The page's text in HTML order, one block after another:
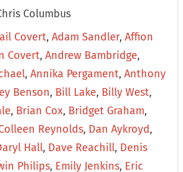
Columbus
Covert, Adam Sandler, Affion
Covert, Andrew Bambridge,
, Annika Pergament, Anthony
Benson, Bill Lake, Billy West,
, Brian Cox, Bridget Graham,
Reynolds, Dan Aykroyd,
Hall, Dave Reachill, Denis
Philips, Emily Jenkins, Eric